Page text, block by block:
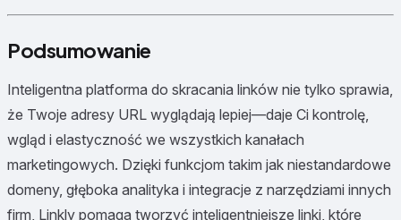
Podsumowanie
Inteligentna platforma do skracania linków nie tylko sprawia,
że Twoje adresy URL wyglądają lepiej—daje Ci kontrolę,
wgląd i elastyczność we wszystkich kanałach
marketingowych. Dzięki funkcjom takim jak niestandardowe
domeny, głęboka analityka i integracje z narzędziami innych
firm, Linkly pomaga tworzyć inteligentniejsze linki, które